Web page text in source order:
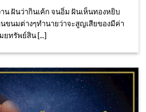
น ฝันว่ากินเค้ก จนอิ่ม ฝันเห็นทองหยิบ
ขนมต่างๆทำนายว่าจะสูญเสียของมีค่า
ยทรัพย์สิน [...]